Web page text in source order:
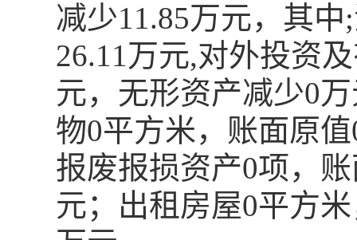
减少11.85万元，其
26.11万元,对外投资
元，无形资产减少0
物0平方米，账面原
报废报损资产0项，
元；出租房屋0平方